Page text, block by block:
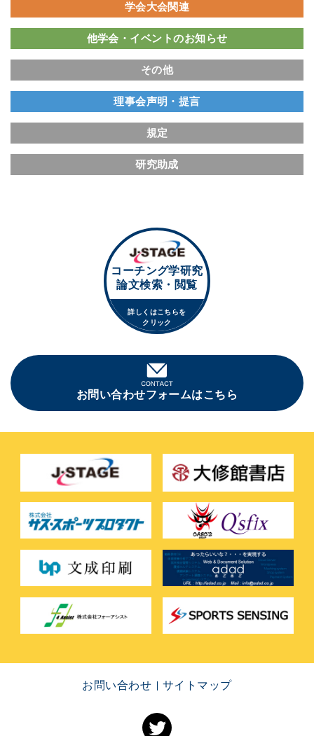
学会大会関連
他学会・イベントのお知らせ
その他
理事会声明・提言
規定
研究助成
コーチング学研究
論文検索・閲覧
詳しくはこちらを
クリック
お問い合わせフォームはこちら
お問い合わせ サイトマップ